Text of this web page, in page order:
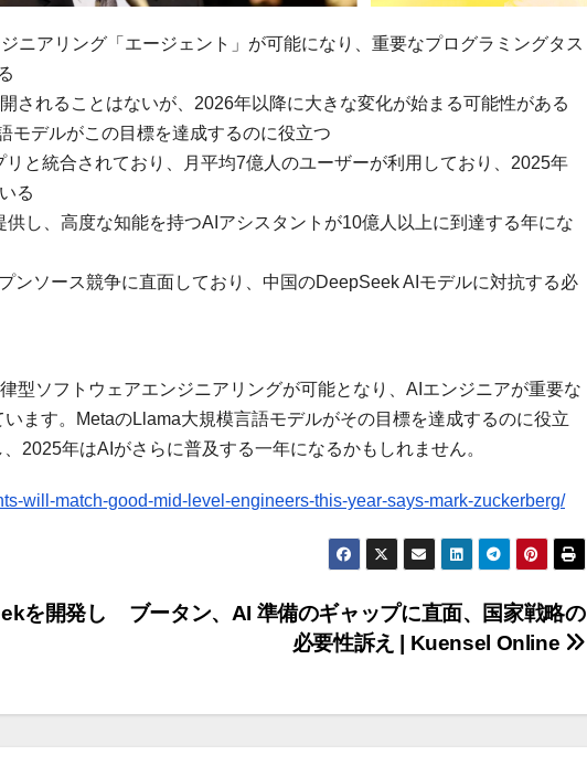
ニアリング「エージェント」が可能になり、重要なプログラミングタス
されることはないが、2026年以降に大きな変化が始まる可能性がある
モデルがこの目標を達成するのに役立つ
と統合されており、月平均7億人のユーザーが利用しており、2025年
る
し、高度な知能を持つAIアシスタントが10億人以上に到達する年にな
ンソース競争に直面しており、中国のDeepSeek AIモデルに対抗する必
型ソフトウェアエンジニアリングが可能となり、AIエンジニアが重要な
ます。MetaのLlama大規模言語モデルがその目標を達成するのに役立
2025年はAIがさらに普及する一年になるかもしれません。
will-match-good-mid-level-engineers-this-year-says-mark-zuckerberg/
ブータン、AI 準備のギャップに直面、国家戦略の
必要性訴え | Kuensel Online
を開発し